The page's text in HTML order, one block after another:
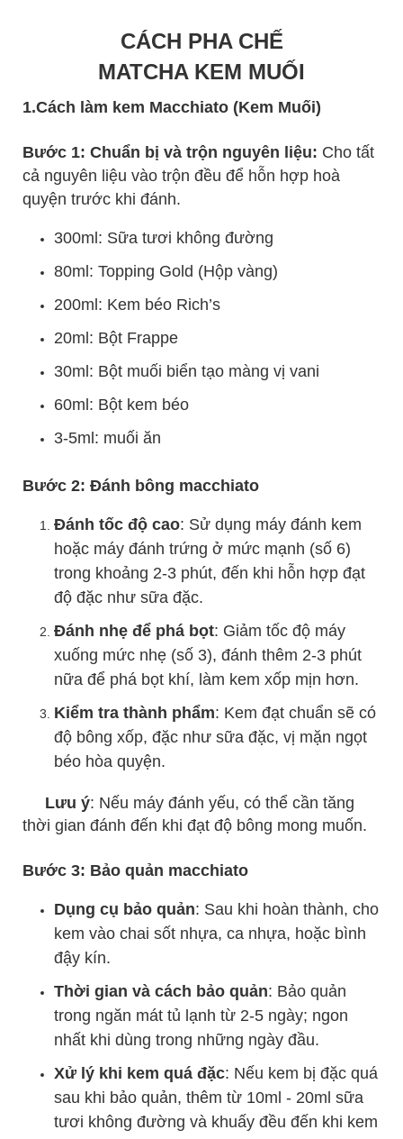
CÁCH PHA CHẾ
MATCHA KEM MUỐI
1.Cách làm kem Macchiato (Kem Muối)
Bước 1: Chuẩn bị và trộn nguyên liệu: Cho tất
cả nguyên liệu vào trộn đều để hỗn hợp hoà
quyện trước khi đánh.
300ml: Sữa tươi không đường
80ml: Topping Gold (Hộp vàng)
200ml: Kem béo Rich’s
20ml: Bột Frappe
30ml: Bột muối biển tạo màng vị vani
60ml: Bột kem béo
3-5ml: muối ăn
Bước 2: Đánh bông macchiato
Đánh tốc độ cao: Sử dụng máy đánh kem
hoặc máy đánh trứng ở mức mạnh (số 6)
trong khoảng 2-3 phút, đến khi hỗn hợp đạt
độ đặc như sữa đặc.
Đánh nhẹ để phá bọt: Giảm tốc độ máy
xuống mức nhẹ (số 3), đánh thêm 2-3 phút
nữa để phá bọt khí, làm kem xốp mịn hơn.
Kiểm tra thành phẩm: Kem đạt chuẩn sẽ có
độ bông xốp, đặc như sữa đặc, vị mặn ngọt
béo hòa quyện.
Lưu ý: Nếu máy đánh yếu, có thể cần tăng
thời gian đánh đến khi đạt độ bông mong muốn.
Bước 3: Bảo quản macchiato
Dụng cụ bảo quản: Sau khi hoàn thành, cho
kem vào chai sốt nhựa, ca nhựa, hoặc bình
đậy kín.
Thời gian và cách bảo quản: Bảo quản
trong ngăn mát tủ lạnh từ 2-5 ngày; ngon
nhất khi dùng trong những ngày đầu.
Xử lý khi kem quá đặc: Nếu kem bị đặc quá
sau khi bảo quản, thêm từ 10ml - 20ml sữa
tươi không đường và khuấy đều đến khi kem